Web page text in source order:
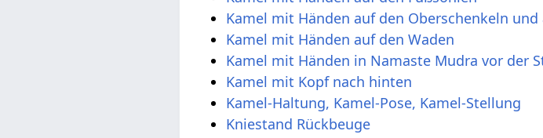
Kamel mit Händen auf den Oberschenkeln
Kamel mit Händen auf den Waden
Kamel mit Händen in Namaste Mudra vor der
Kamel mit Kopf nach hinten
Kamel-Haltung, Kamel-Pose, Kamel-Stellung
Kniestand Rückbeuge